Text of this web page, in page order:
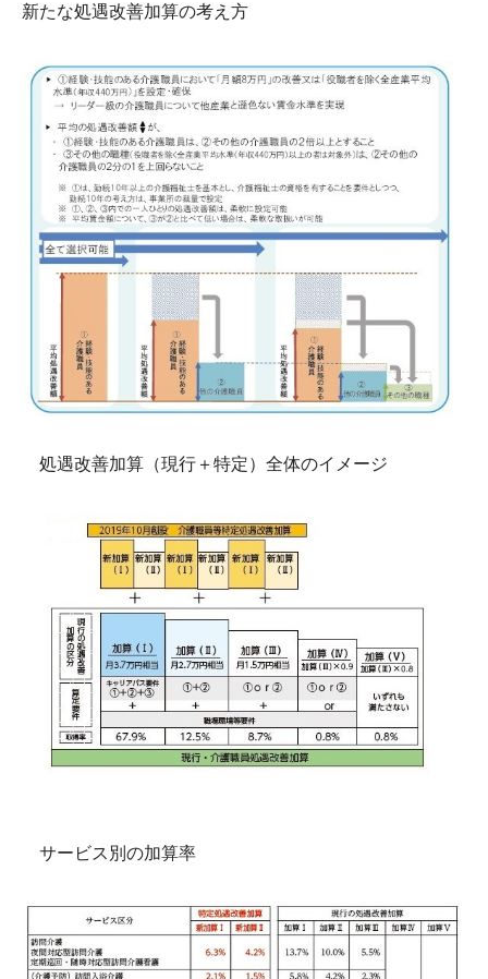
新たな処遇改善加算の考え方
処遇改善加算（現行＋特定）全体のイメージ
サービス別の加算率